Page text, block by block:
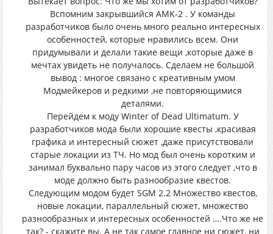
Вспомним закрывшийся AMK-2 . У команды
разработчиков было очень много реально интересных
особенностей, которые нравились всем. Они
придумывали и делали такие вещи ,которые даже в
мечтах увидеть не получалось. Сделаем не большой
вывод : многое связано с креативным умом
Модмейкеров и редкими ,не повторяющимися
деталями.
Перейдем к моду Winter of Dead Ultimatum. У
разработчиков мода были хорошие квесты ,красивая
графика и интересный сюжет ,даже присутствовали
старые локации из ТЧ. Но мод был очень коротким и
занимал буквально пару часов из этого следует ,что в
моде должно быть разнообразие квестов.
Следующим модом будет SGM 2.2 Множество квестов,
новые локации, параллельный сюжет, множество
разнообразных и интересных особенностей ….Что же не
так? - скажите вы. А не так самое главное ни сюжет, ни